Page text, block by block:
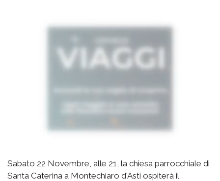
Sabato 22 Novembre, alle 21, la chiesa parrocchiale di
Santa Caterina a Montechiaro d'Asti ospiterà il